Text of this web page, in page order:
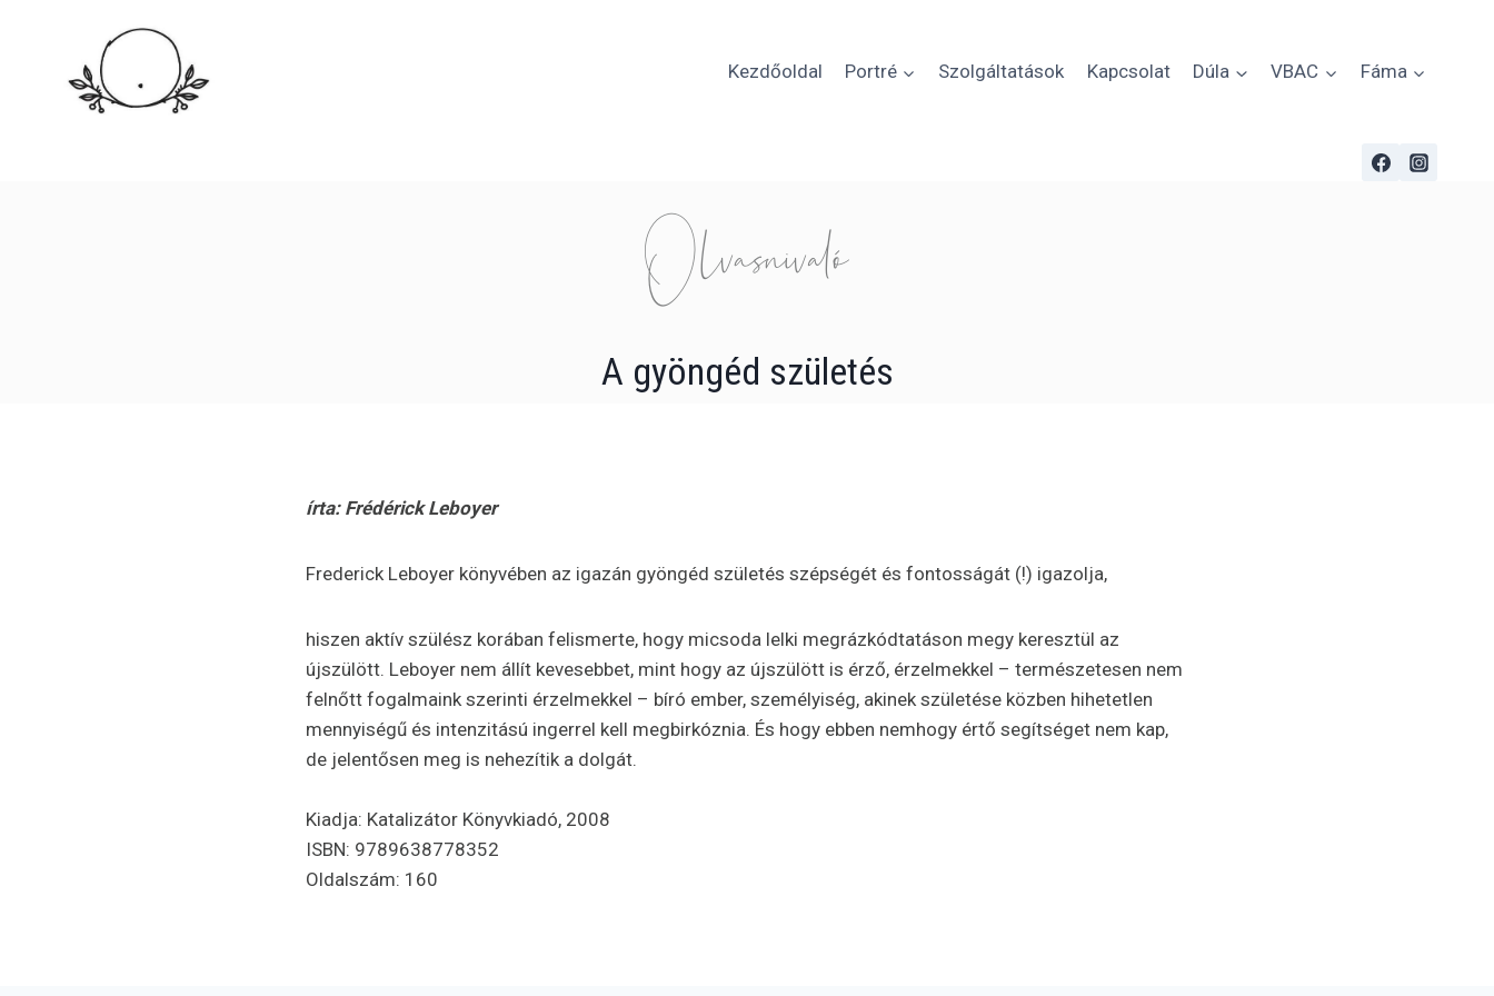
Kezdőoldal Portré Szolgáltatások Kapcsolat Dúla VBAC Fáma
Olvasnivaló
A gyöngéd születés
írta: Frédérick Leboyer
Frederick Leboyer könyvében az igazán gyöngéd születés szépségét és fontosságát (!) igazolja,
hiszen aktív szülész korában felismerte, hogy micsoda lelki megrázkódtatáson megy keresztül az
újszülött. Leboyer nem állít kevesebbet, mint hogy az újszülött is érző, érzelmekkel – természetesen nem
felnőtt fogalmaink szerinti érzelmekkel – bíró ember, személyiség, akinek születése közben hihetetlen
mennyiségű és intenzitású ingerrel kell megbirkóznia. És hogy ebben nemhogy értő segítséget nem kap,
de jelentősen meg is nehezítik a dolgát.
Kiadja: Katalizátor Könyvkiadó, 2008
ISBN: 9789638778352
Oldalszám: 160